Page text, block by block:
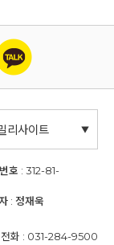
리사이트
호 : 312-81-
: 정재욱
전화 : 031-284-9500